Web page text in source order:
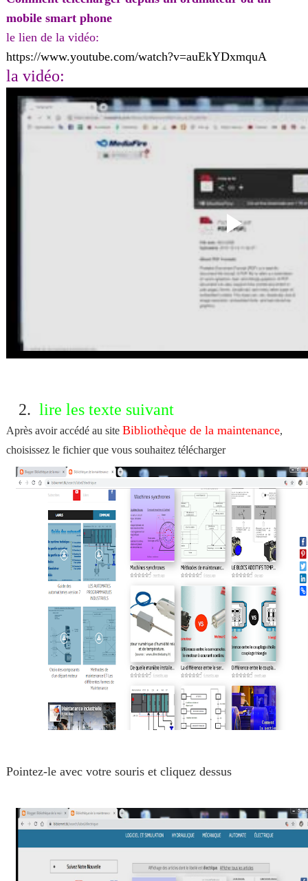
mobile smart phone
le lien de la vidéo:
https://www.youtube.com/watch?v=auEkYDxmquA
la vidéo:
2. lire les texte suivant
Après avoir accédé au site Bibliothèque de la maintenance,
choisissez le fichier que vous souhaitez télécharger
Pointez-le avec votre souris et cliquez dessus